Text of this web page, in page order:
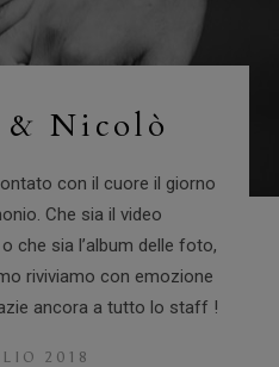
& Nicolò
con il cuore il giorno
Che sia il video
che sia l’album delle foto,
riviviamo con emozione
ancora a tutto lo staff !
2018